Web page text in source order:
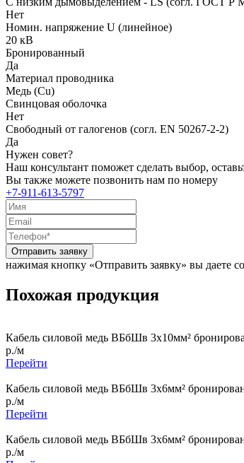
Нет
Номин. напряжение U (линейное)
20 кВ
Бронированный
Да
Материал проводника
Медь (Cu)
Свинцовая оболочка
Нет
Свободный от галогенов (согл. EN 50267-2-2)
Да
Нужен совет?
Наш консультант поможет сделать выбор,
Вы также можете позвонить нам по номеру
+7-911-613-5797
Отправить заявку
нажимая кнопку «Отправить заявку» вы даете
Похожая продукция
Кабель силовой медь ВБбШв 3x10мм²
р./м
Перейти
Кабель силовой медь ВБбШв 3x6мм²
р./м
Перейти
Кабель силовой медь ВБбШв 3x6мм²
р./м